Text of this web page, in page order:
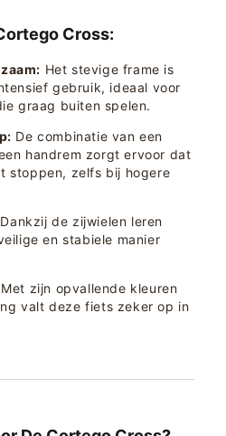
Cross:
Het stevige frame is
gebruik, ideaal voor
graag buiten spelen.
De combinatie van een
handrem zorgt ervoor dat
stoppen, zelfs bij hogere
Dankzij de zijwielen leren
en stabiele manier
Met zijn opvallende kleuren
valt deze fiets zeker op in